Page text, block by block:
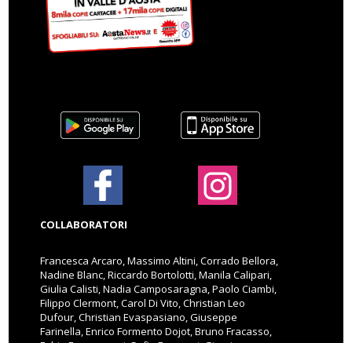
COLLABORATORI
Francesca Arcaro, Massimo Altini, Corrado Bellora,
Nadine Blanc, Riccardo Bortolotti, Manila Calipari,
Giulia Calisti, Nadia Camposaragna, Paolo Ciambi,
Filippo Clermont, Carol Di Vito, Christian Leo
Dufour, Christian Evaspasiano, Giuseppe
Farinella, Enrico Formento Dojot, Bruno Fracasso,